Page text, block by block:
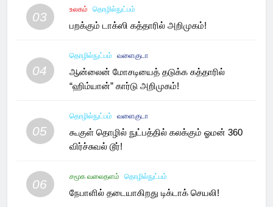
03
உலகம் தொழில்நுட்பம்
பறக்கும் டாக்ஸி கத்தாரில் அறிமுகம்!
04
தொழில்நுட்பம் வளைகுடா
ஆன்லைன் மோசடியைத் தடுக்க கத்தாரில்
“ஹிம்யான்” கார்டு அறிமுகம்!
05
தொழில்நுட்பம் வளைகுடா
கூகுள் தொழில் நுட்பத்தில் கலக்கும் ஓமன் 360
விர்ச்சுவல் டூர்!
06
சமூக வலைதளம் தொழில்நுட்பம்
நேபாளில் தடையாகிறது டிக்டாக் செயலி!